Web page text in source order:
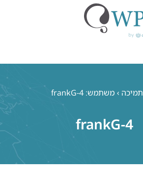
תמיכה › משתמש: frankG-4
frankG-4